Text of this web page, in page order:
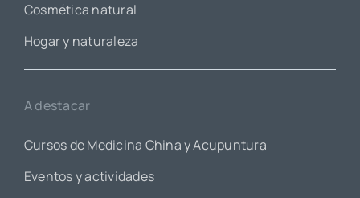
Cosmética natural
Hogar y naturaleza
A destacar
Cursos de Medicina China y Acupuntura
Eventos y actividades